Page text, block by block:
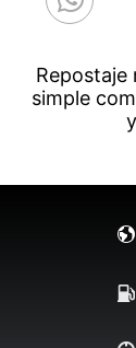
Repostaje
simple